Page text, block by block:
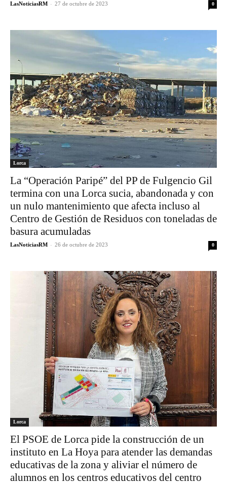
LasNoticiasRM - 27 de octubre de 2023 0
Lorca
La “Operación Paripé” del PP de Fulgencio Gil
termina con una Lorca sucia, abandonada y con
un nulo mantenimiento que afecta incluso al
Centro de Gestión de Residuos con toneladas de
basura acumuladas
LasNoticiasRM - 26 de octubre de 2023 0
Lorca
El PSOE de Lorca pide la construcción de un
instituto en La Hoya para atender las demandas
educativas de la zona y aliviar el número de
alumnos en los centros educativos del centro